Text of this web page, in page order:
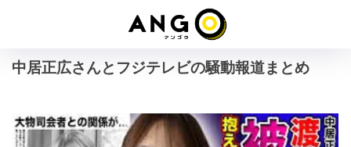
中居正広さんとフジテレビの騒動報道まとめ